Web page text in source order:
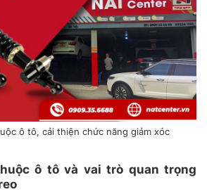
ô tô, cải thiện chức năng giảm xóc
ô tô và vai trò quan trọng